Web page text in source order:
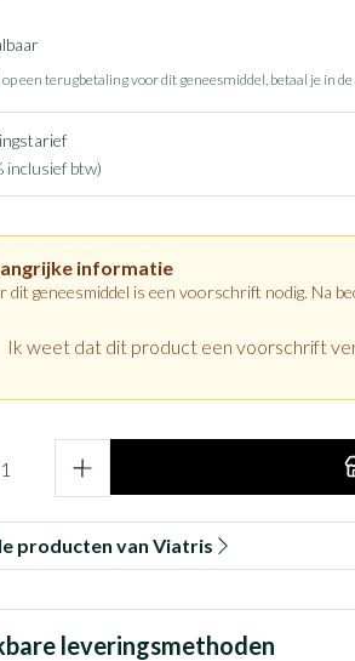
een terugbetaling voor dit geneesmiddel, betaal je in
inclusief btw)
informatie
dit geneesmiddel is een voorschrift nodig. Na
Ik weet dat dit product een voorschrift
producten van Viatris
leveringsmethoden